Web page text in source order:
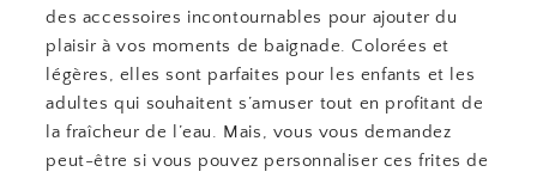
des accessoires incontournables pour ajouter du
plaisir à vos moments de baignade. Colorées et
légères, elles sont parfaites pour les enfants et les
adultes qui souhaitent s’amuser tout en profitant de
la fraîcheur de l’eau. Mais, vous vous demandez
peut-être si vous pouvez personnaliser ces frites de